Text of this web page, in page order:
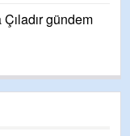
gündem